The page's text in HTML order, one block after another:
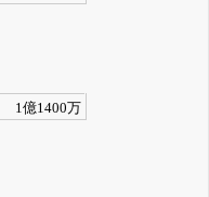
1億1400万